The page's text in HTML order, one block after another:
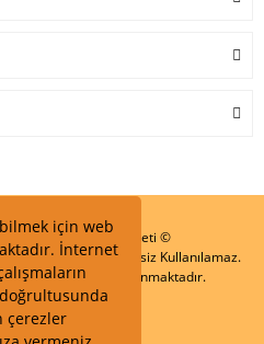
için web
İnternet
çerezler
ve Ticaret Limited Şirketi ©
saklıdır ve İzinsiz Kullanılamaz.
Sertifikası ile Korunmaktadır.